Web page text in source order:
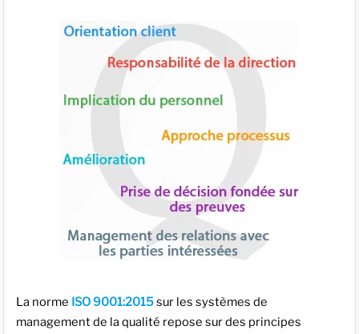
La norme ISO 9001:2015sur les systèmes de
management de la qualité repose sur des principes